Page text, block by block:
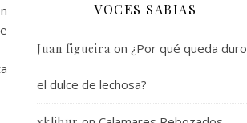
VOCES SABIAS
Juan figueira on ¿Por qué queda duro
el dulce de lechosa?